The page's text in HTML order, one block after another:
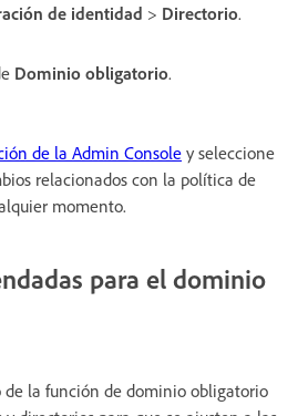
de identidad > Directorio.
Dominio obligatorio.
de la Admin Console y seleccione
relacionados con la política de
momento.
para el dominio
de la función de dominio obligatorio